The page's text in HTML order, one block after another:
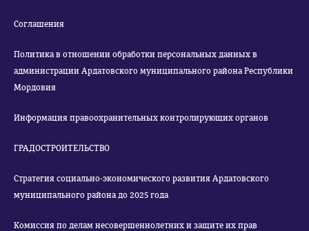
Соглашения
Политика в отношении обработки персональных данных в
администрации Ардатовского муниципального района Республики
Мордовия
Информация правоохранительных контролирующих органов
ГРАДОСТРОИТЕЛЬСТВО
Стратегия социально-экономического развития Ардатовского
муниципального района до 2025 года
Комиссия по делам несовершеннолетних и защите их прав